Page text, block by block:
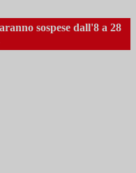
sospese dall'8 a 28